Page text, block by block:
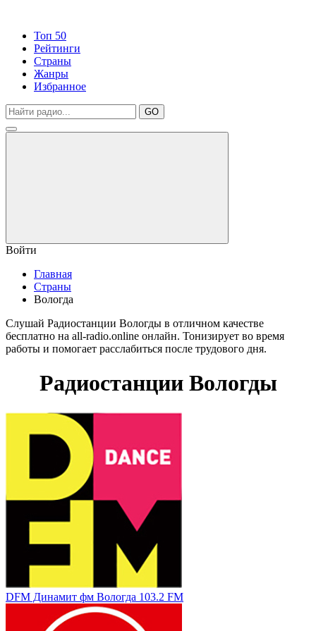
Топ 50
Рейтинги
Страны
Жанры
Избранное
GO
Войти
Главная
Страны
Вологда
Слушай Радиостанции Вологды в отличном качестве
бесплатно на all-radio.online онлайн. Тонизирует во время
работы и помогает расслабиться после трудового дня.
Радиостанции Вологды
DFM Динамит фм Вологда 103.2 FM